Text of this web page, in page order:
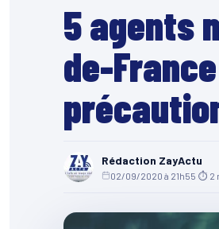
5 agents
de-
Rédaction ZayActu
02/09/2020 à 21h55 ⏱ 2